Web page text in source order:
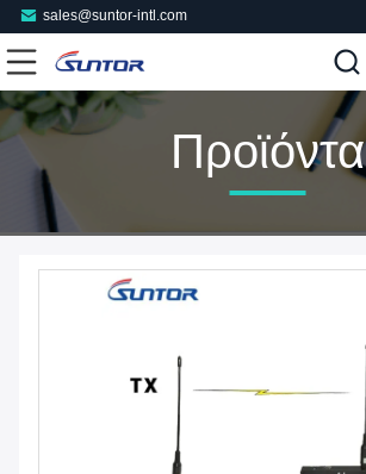
sales@suntor-intl.com
Προϊόντα